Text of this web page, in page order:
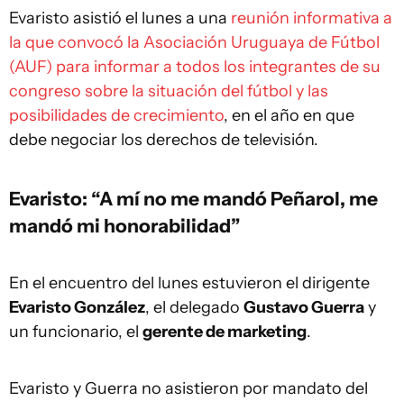
Evaristo asistió el lunes a una reunión informativa a
la que convocó la Asociación Uruguaya de Fútbol
(AUF) para informar a todos los integrantes de su
congreso sobre la situación del fútbol y las
posibilidades de crecimiento, en el año en que
debe negociar los derechos de televisión.
Evaristo: “A mí no me mandó Peñarol, me
mandó mi honorabilidad”
En el encuentro del lunes estuvieron el dirigente
Evaristo González, el delegado Gustavo Guerray
un funcionario, el gerente de marketing.
Evaristo y Guerra no asistieron por mandato del